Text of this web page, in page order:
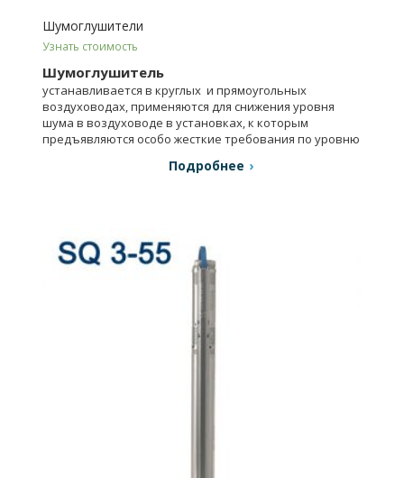
Шумоглушители
Узнать стоимость
Шумоглушитель
устанавливается в круглых и прямоугольных
воздуховодах, применяются для снижения уровня
шума в воздуховоде в установках, к которым
предъявляются особо жесткие требования по уровню
Подробнее